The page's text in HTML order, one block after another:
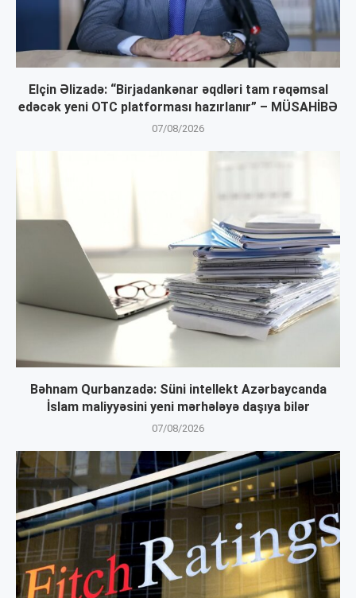
Elçin Əlizadə: “Birjadankənar əqdləri tam rəqəmsal
edəcək yeni OTC platforması hazırlanır” – MÜSAHİBƏ
07/08/2026
Bəhnam Qurbanzadə: Süni intellekt Azərbaycanda
İslam maliyyəsini yeni mərhələyə daşıya bilər
07/08/2026